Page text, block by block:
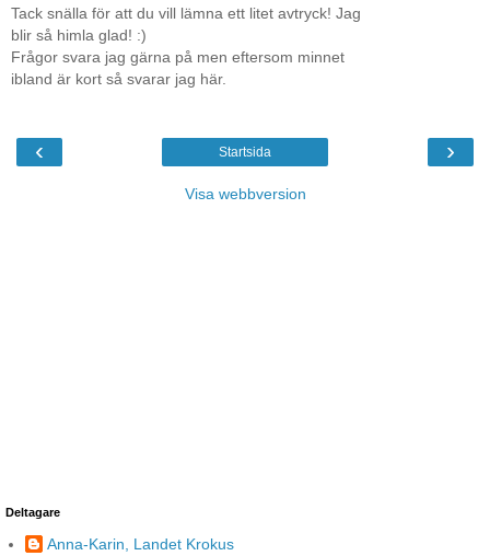
Tack snälla för att du vill lämna ett litet avtryck! Jag
blir så himla glad! :)
Frågor svara jag gärna på men eftersom minnet
ibland är kort så svarar jag här.
‹ ›
Startsida
Visa webbversion
Deltagare
Anna-Karin, Landet Krokus